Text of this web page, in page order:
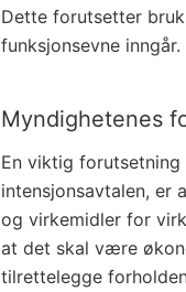
Dette forutsetter
funksjonsevne inngår.
Myndighetenes
En viktig
intensjonsavtalen, er
og virkemidler for
at det skal være
tilrettelegge